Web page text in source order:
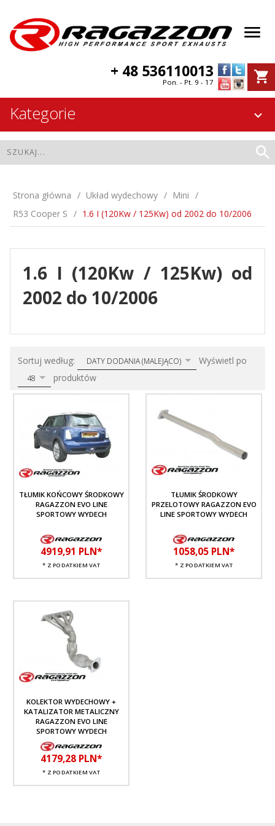
+ 48 536110013
Pon. - Pt. 9 - 17
Kategorie
Strona główna Układ wydechowy
Mini
R53 Cooper S
1.6 I (120Kw / 125Kw) od 2002 do 10/2006
1.6 I (120Kw / 125Kw) od
2002 do 10/2006
Sortuj według: sortDATY DODANIA (MALEJĄCO) Wyświetl po
48 produktów
TŁUMIK KOŃCOWY ŚRODKOWY
RAGAZZON EVO LINE
SPORTOWY WYDECH
4919,91 PLN*
* Z PODATKIEM VAT
TŁUMIK ŚRODKOWY
PRZELOTOWY RAGAZZON EVO
LINE SPORTOWY WYDECH
1058,05 PLN*
* Z PODATKIEM VAT
KOLEKTOR WYDECHOWY +
KATALIZATOR METALICZNY
RAGAZZON EVO LINE
SPORTOWY WYDECH
4179,28 PLN*
* Z PODATKIEM VAT